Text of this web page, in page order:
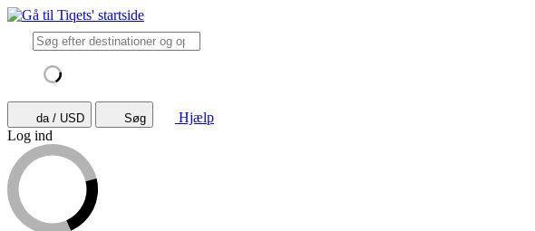
da / USD Søg
Hjælp
Log ind